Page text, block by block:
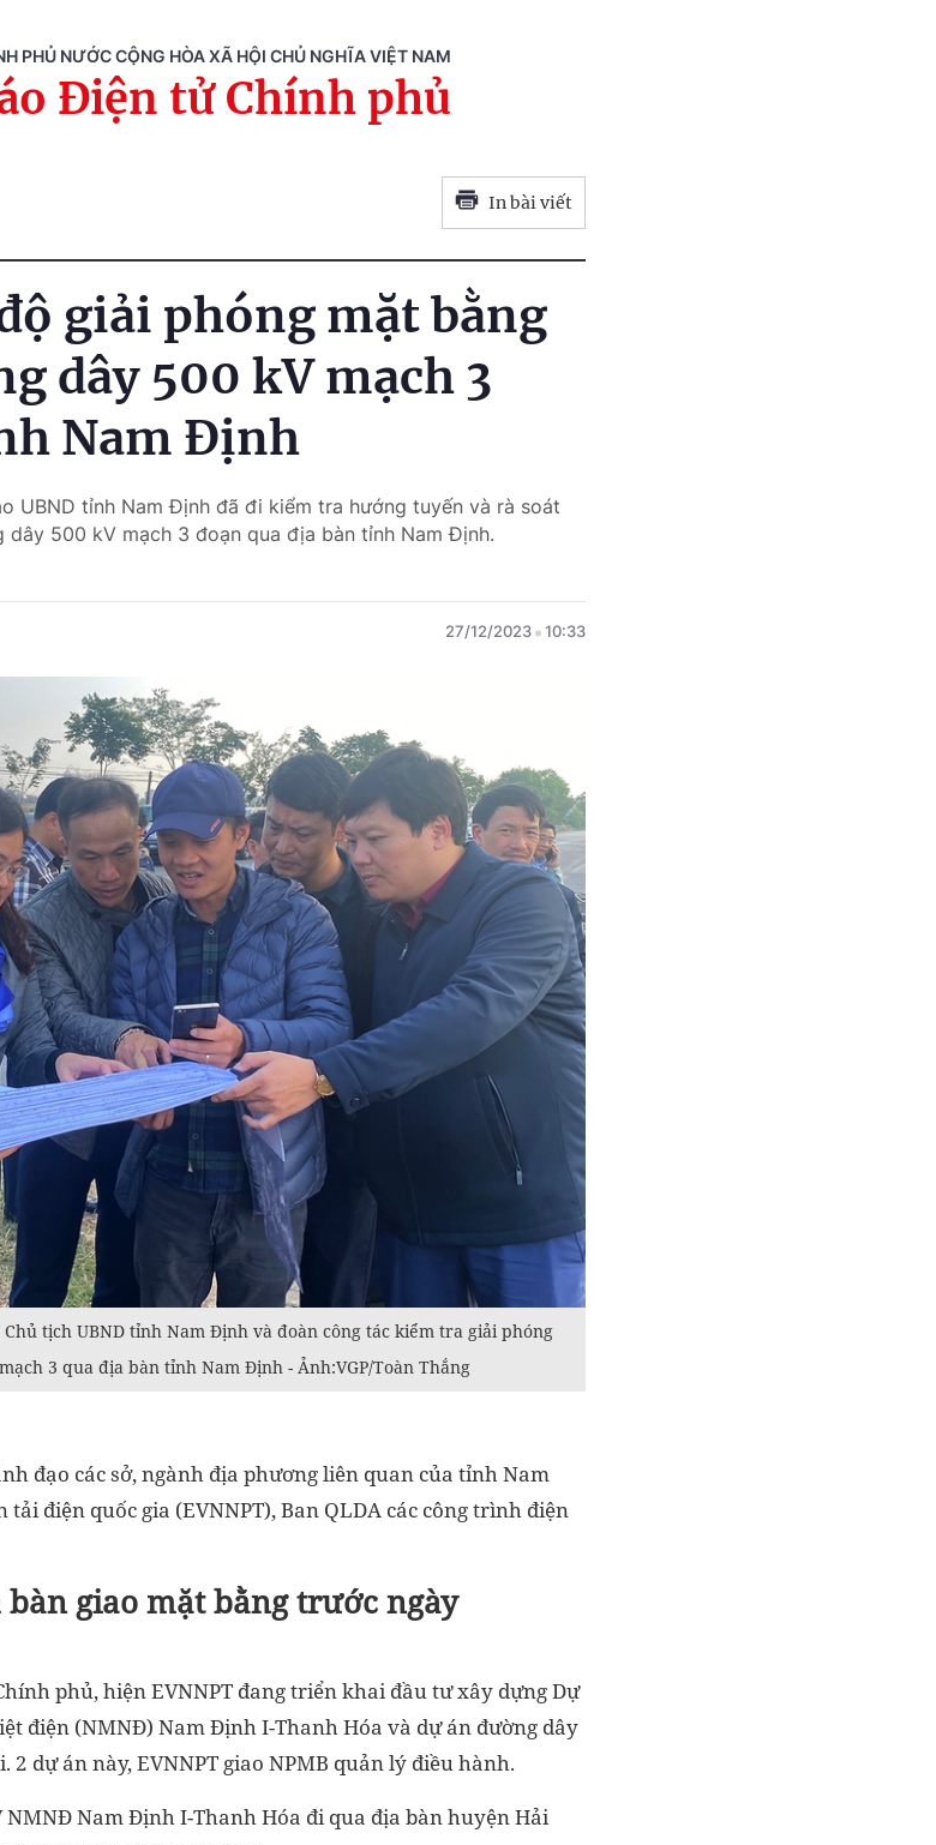
PHỦ NƯỚC CỘNG HÒA XÃ HỘI CHỦ NGHĨA VIỆT NAM
Điện tử Chính phủ
In bài viết
giải phóng mặt bằng
dây 500 kV mạch 3
Nam Định
UBND tỉnh Nam Định đã đi kiểm tra hướng tuyến và rà soát
500 kV mạch 3 đoạn qua địa bàn tỉnh Nam Định.
27/12/2023 10:33
tịch UBND tỉnh Nam Định và đoàn công tác kiểm tra giải phóng
3 qua địa bàn tỉnh Nam Định - Ảnh:VGP/Toàn Thắng
đạo các sở, ngành địa phương liên quan của tỉnh Nam
điện quốc gia (EVNNPT), Ban QLDA các công trình điện
giao mặt bằng trước ngày
phủ, hiện EVNNPT đang triển khai đầu tư xây dựng Dự
điện (NMNĐ) Nam Định I-Thanh Hóa và dự án đường dây
dự án này, EVNNPT giao NPMB quản lý điều hành.
NMNĐ Nam Định I-Thanh Hóa đi qua địa bàn huyện Hải